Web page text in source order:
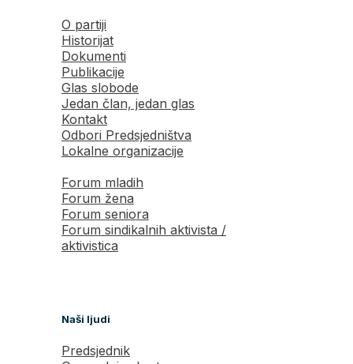
O partiji
Historijat
Dokumenti
Publikacije
Glas slobode
Jedan član, jedan glas
Kontakt
Odbori Predsjedništva
Lokalne organizacije
Forum mladih
Forum žena
Forum seniora
Forum sindikalnih aktivista /
aktivistica
Naši ljudi
Predsjednik